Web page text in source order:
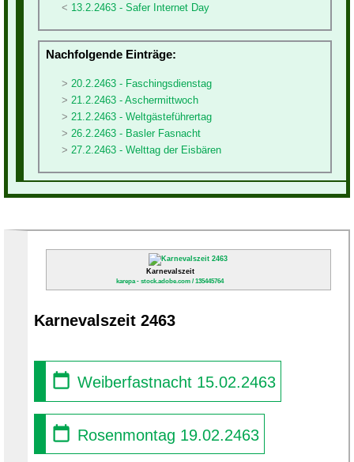
13.2.2463 - Safer Internet Day
Nachfolgende Einträge:
20.2.2463 - Faschingsdienstag
21.2.2463 - Aschermittwoch
21.2.2463 - Weltgästeführertag
26.2.2463 - Basler Fasnacht
27.2.2463 - Welttag der Eisbären
Karnevalszeit
karepa - stock.adobe.com / 135445764
Karnevalszeit 2463
Weiberfastnacht 15.02.2463
Rosenmontag 19.02.2463